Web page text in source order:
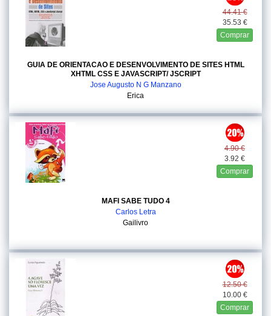
44.41 €
35.53 €
Comprar
GUIA DE ORIENTACAO E DESENVOLVIMENTO DE SITES HTML
XHTML CSS E JAVASCRIPT/ JSCRIPT
Jose Augusto N G Manzano
Erica
4.90 €
3.92 €
Comprar
MAFI SABE TUDO 4
Carlos Letra
Gailivro
12.50 €
10.00 €
Comprar